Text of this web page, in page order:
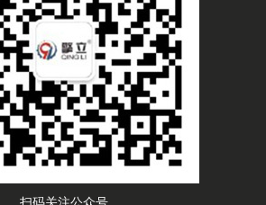
扫码关注公众号